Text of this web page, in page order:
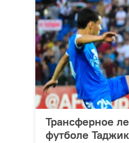
Трансферное
футболе